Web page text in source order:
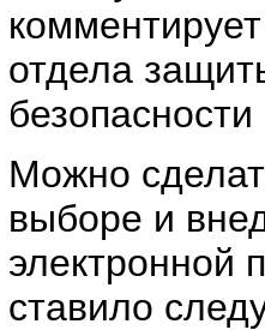
отдела
Можно
выборе и
электронной
ставило